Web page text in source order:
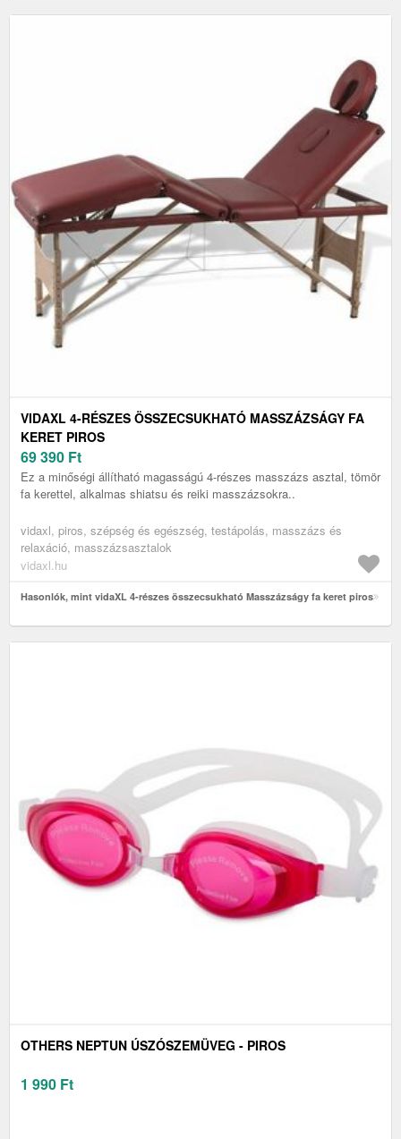
VIDAXL 4-RÉSZES ÖSSZECSUKHATÓ MASSZÁZSÁGY FA
KERET PIROS
69 390 Ft
Ez a minőségi állítható magasságú 4-részes masszázs asztal, tömör
fa kerettel, alkalmas shiatsu és reiki masszázsokra..
vidaxl, piros, szépség és egészség, testápolás, masszázs és
relaxáció, masszázsasztalok
vidaxl.hu
Hasonlók, mint vidaXL 4-részes összecsukható Masszázságy fa keret piros
OTHERS NEPTUN ÚSZÓSZEMÜVEG - PIROS
1 990 Ft